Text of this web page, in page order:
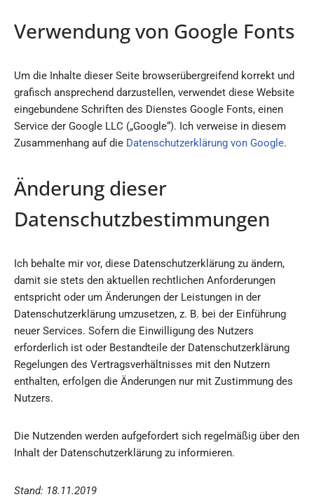
Verwendung von Google Fonts
Um die Inhalte dieser Seite browserübergreifend korrekt und
grafisch ansprechend darzustellen, verwendet diese Website
eingebundene Schriften des Dienstes Google Fonts, einen
Service der Google LLC („Google“). Ich verweise in diesem
Zusammenhang auf die Datenschutzerklärung von Google.
Änderung dieser
Datenschutzbestimmungen
Ich behalte mir vor, diese Datenschutzerklärung zu ändern,
damit sie stets den aktuellen rechtlichen Anforderungen
entspricht oder um Änderungen der Leistungen in der
Datenschutzerklärung umzusetzen, z. B. bei der Einführung
neuer Services. Sofern die Einwilligung des Nutzers
erforderlich ist oder Bestandteile der Datenschutzerklärung
Regelungen des Vertragsverhältnisses mit den Nutzern
enthalten, erfolgen die Änderungen nur mit Zustimmung des
Nutzers.
Die Nutzenden werden aufgefordert sich regelmäßig über den
Inhalt der Datenschutzerklärung zu informieren.
Stand: 18.11.2019